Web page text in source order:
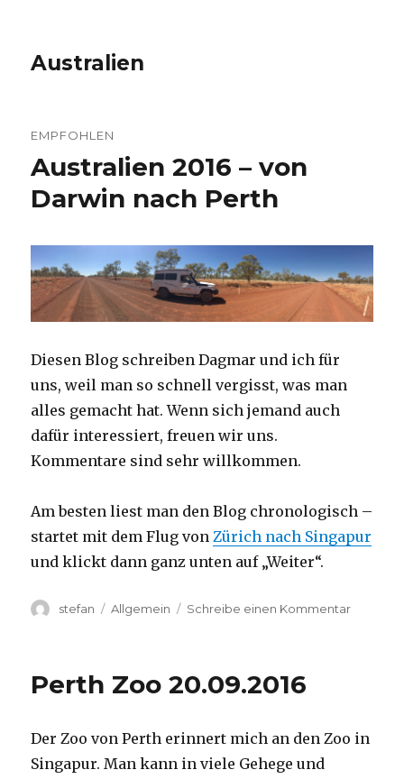
Australien
EMPFOHLEN
Australien 2016 – von
Darwin nach Perth
Diesen Blog schreiben Dagmar und ich für
uns, weil man so schnell vergisst, was man
alles gemacht hat. Wenn sich jemand auch
dafür interessiert, freuen wir uns.
Kommentare sind sehr willkommen.
Am besten liest man den Blog chronologisch –
startet mit dem Flug vonZürich nach Singapur
und klickt dann ganz unten auf „Weiter“.
Autor
stefan Kategorien
Allgemein Schreibe einen Kommentarzu
Perth
Perth Zoo 20.09.2016
Der Zoo von Perth erinnert mich an den Zoo in
Singapur. Man kann in viele Gehege und